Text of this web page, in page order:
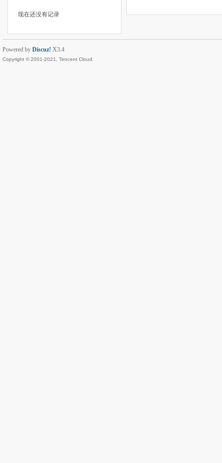
现在还没有记录
Powered by Discuz! X3.4
Copyright © 2001-2021, Tencent Cloud.